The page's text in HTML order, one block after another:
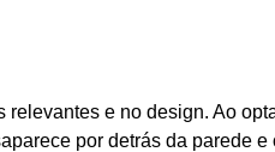
e no design. Ao
por detrás da parede e